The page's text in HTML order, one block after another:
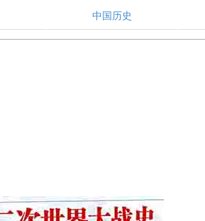
中国历史